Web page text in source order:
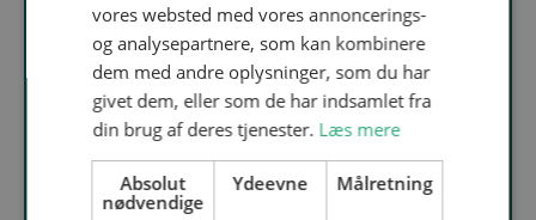
Roar Hestbek Nicolaisen, Lead Energy
Storage Expert ved Hybrid Greentech
14:00-14:15: Power-to-X: Digitalisering for
en fleksibel drift af anlæg
Gunnar Rohde, Research and Development
Specialist ved Teknologisk Institut
vores websted med vores annoncerings-
og analysepartnere, som kan kombinere
dem med andre oplysninger, som du har
givet dem, eller som de har indsamlet fra
din brug af deres tjenester. Læs mere
Absolut
nødvendige
Ydeevne Målretning